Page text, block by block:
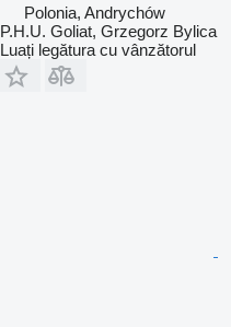
Polonia, Andrychów
P.H.U. Goliat, Grzegorz Bylica
Luați legătura cu vânzătorul